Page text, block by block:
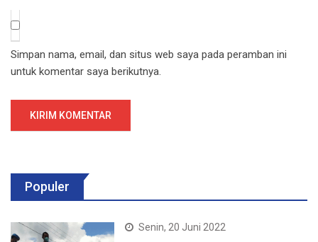
Simpan nama, email, dan situs web saya pada peramban ini
untuk komentar saya berikutnya.
Populer
Senin, 20 Juni 2022